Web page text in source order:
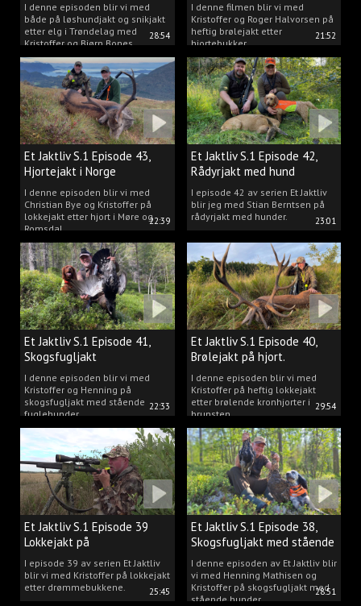
28:54
I denne episoden blir vi med
både på løshundjakt og snikjakt
etter elg i Trøndelag med
Kristoffer og Bjørn Bones
21:52
I denne filmen blir vi med
Kristoffer og Roger Halvorsen på
heftig brølejakt etter
hjortebukker.
22:39
Et Jaktliv S.1 Episode 43,
Hjortejakt i Norge
I denne episoden blir vi med
Christian Bye og Kristoffer på
lokkejakt etter hjort i Møre og
Romsdal.
23:01
Et Jaktliv S.1 Episode 42,
Rådyrjakt med hund
I episode 42 av serien Et Jaktliv
blir jeg med Stian Berntsen på
rådyrjakt med hunder.
22:33
Et Jaktliv S.1 Episode 41,
Skogsfugljakt
I denne episoden blir vi med
Kristoffer og Henning på
skogsfugljakt med stående
fuglehunder.
29:54
Et Jaktliv S.1 Episode 40,
Brølejakt på hjort.
I denne episoden blir vi med
Kristoffer på heftig lokkejakt
etter brølende kronhjorter i
brunsten.
25:45
Et Jaktliv S.1 Episode 39
Lokkejakt på
drømmebukkene
I episode 39 av serien Et Jaktliv
blir vi med Kristoffer på lokkejakt
etter drømmebukkene.
28:51
Et Jaktliv S.1 Episode 38,
Skogsfugljakt med stående
hunder.
I denne episoden av Et Jaktliv blir
vi med Henning Mathisen og
Kristoffer på skogsfugljakt med
stående hunder.